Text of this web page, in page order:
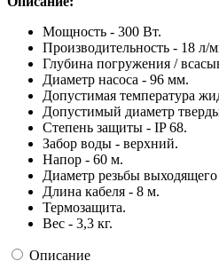
Мощность - 300 Вт.
Производительность - 18 л/
Глубина погружения /
Диаметр насоса - 96 мм.
Допустимая температура
Допустимый диаметр
Степень защиты - IP 68.
Забор воды - верхний.
Напор - 60 м.
Диаметр резьбы
Длина кабеля - 8 м.
Термозащита.
Вес - 3,3 кг.
Описание